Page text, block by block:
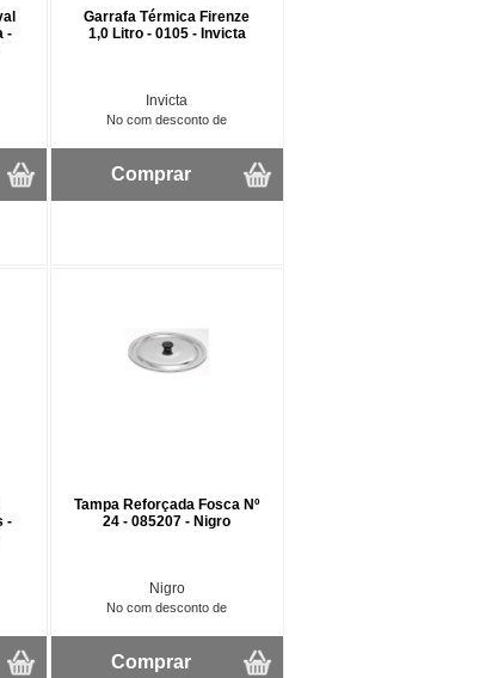
-
Garrafa Térmica Firenze
1,0 Litro - 0105 - Invicta
Invicta
No com desconto de
Comprar
-
Tampa Reforçada Fosca Nº
24 - 085207 - Nigro
Nigro
No com desconto de
Comprar